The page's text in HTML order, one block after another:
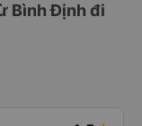
Bình Định đi